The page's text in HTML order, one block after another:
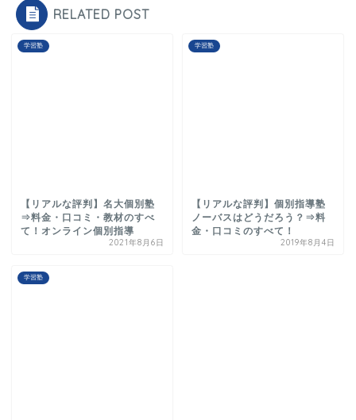
RELATED POST
学習塾
【リアルな評判】名大個別塾
⇒料金・口コミ・教材のすべ
て！オンライン個別指導
2021年8月6日
学習塾
【リアルな評判】個別指導塾
ノーバスはどうだろう？⇒料
金・口コミのすべて！
2019年8月4日
学習塾